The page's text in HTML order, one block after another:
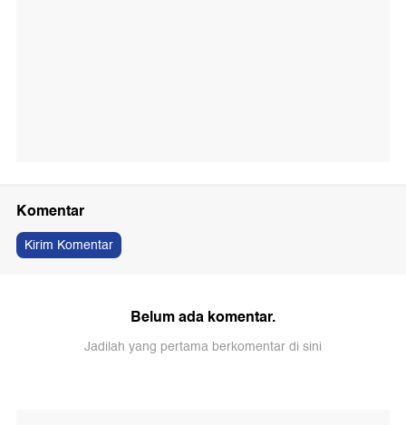
Komentar
Kirim Komentar
Belum ada komentar.
Jadilah yang pertama berkomentar di sini